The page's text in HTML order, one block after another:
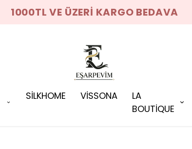
1000TL VE ÜZERİ KARGO BEDAVA
SİLKHOME VİSSONA
LA
BOUTİQUE